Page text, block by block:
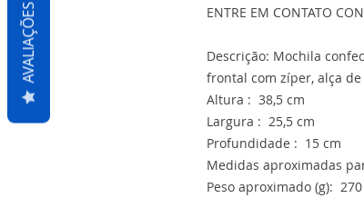
ENTRE EM CONTATO
Descrição: Mochila
frontal com zíper, alça
Altura : 38,5 cm
Largura : 25,5 cm
Profundidade : 15 cm
Medidas aproximadas
Peso aproximado (g): 270
AVALIAÇÕES